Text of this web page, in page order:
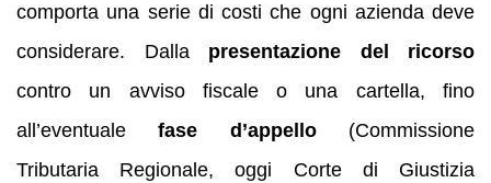
comporta una serie di costi che ogni azienda deve
considerare. Dalla presentazione del ricorso
contro un avviso fiscale o una cartella, fino
all’eventualefase d’appello(Commissione
Tributaria Regionale, oggi Corte di Giustizia